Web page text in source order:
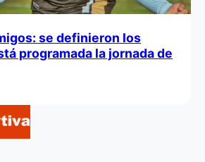
se definieron los
programada la jornada de